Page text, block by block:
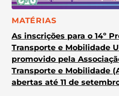
CATEGORIA:
MATÉRIAS
As inscrições para o 14º
Transporte e Mobilidade
promovido pela
Transporte e Mobilidade
abertas até 11 de